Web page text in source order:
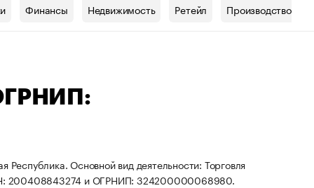
Финансы Недвижимость Ретейл Производство
Основной вид деятельности: Торговля
200408843274 и ОГРНИП: 324200000068980.